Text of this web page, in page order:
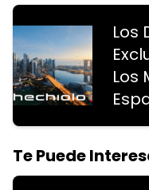
Los
Los
Te Puede